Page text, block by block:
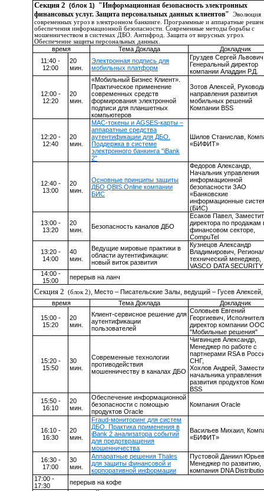
Секция 2 (блок 1)
"Информационная безопасность электронных
финансовых услуг. Защита персональных данных клиентов"
Эволюция
современных угроз в электронном банкинге. Программные и аппаратные
обеспечения информационной безопасности. Современные методы борьбы с
мошенничеством в системах ДБО. Антифрод. Защита от вирусных угроз.
Обеспечение защиты персональных данных.
время Тема Доклада
Докладчик
11:40 -
12:00
20
мин.
Электронная подпись для
мобильных платформ
Груздев Сергей
Генеральный директор
компании Аладдин Р.Д.
12:00 -
12:20
20
мин.
«Мобильный Бизнес Клиент».
Практическое применение
современных средств
формирования электронной
подписи для планшетных
компьютеров
Зотов Алексей,
направления развития
мобильных решений
Компании BSS
12:20 -
12:40
20
мин.
MAC-токены и AGSES-карты –
аппаратные средства
аутентификации для ДБО.
Поддержка в системе
электронного банкинга "iBank
2"
Шилов Станислав, К
«БИФИТ»
12:40 -
13:00
20
мин.
Основные принципы защиты
ДБО QBIS.Online компании
БИС
Федоров Александр,
Начальник управления
информационной
безопасности ЗАО
«Банковские
информационные
(БИС)
13:00 -
13:20
20
мин.
Безопасность каналов ДБО
Есаков Павел,
директора по продажам
финансовом секторе,
CompuTel
13:20 -
14:00
40
мин.
Ведущие мировые практики в
области аутентификации:
новый виток развития
Кузнецов Александр
Владимирович,
технический менеджер,
VASCO DATA SECURITY
14:00 -
15:00
перерыв на ланч
Секция 2 (блок 2) , Место – Писательские Залы, ведущий – Гусев
время
Тема Доклада Докладчик
15:00 -
15:20
20
мин.
Клиент-сервисное решение для
аутентификации
пользователей
Соловьев Евгений
Георгиевич,
директор компании
"Мобильные решения"
15:20 -
15:50
30
мин.
Современные технологии
противодействия
мошенничеству в каналах ДБО
Чигвинцев Александр,
Менеджер по работе с
партнерами RSA в
СНГ,
Хохлов Андрей,
начальника управления
развития продуктов
BSS
15:50-
16:10
20
мин.
Обеспечение информационной
безопасности с помощью
продуктов Oracle
Компания Oracle
16:10 -
16:30
20
мин.
Fraud-мониторинг для систем
ДБО. Практика применения в
iBank 2 анализатора событий
для предотвращения
мошенничества
Васильев Михаил, К
«БИФИТ»
16:30 -
17:00
30
мин.
Аппаратные решения Thales
для защиты финансовой и
корпоративной информации
Пустовой Даниил
Менеджер по развитию,
компания DNA
17:00 -
17:30
перерыв на кофе